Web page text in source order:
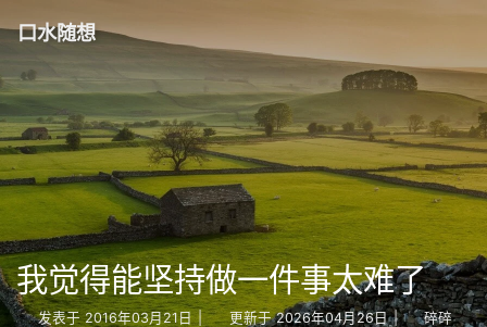
口水随想
我觉得能坚持做一件事太难了
发表于 2016年03月21日 | 更新于 2026年04月26日 |
碎碎